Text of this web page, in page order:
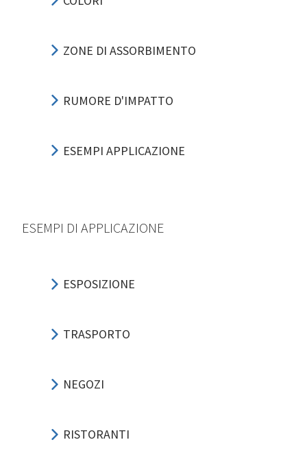
ZONE DI ASSORBIMENTO
RUMORE D'IMPATTO
ESEMPI APPLICAZIONE
ESEMPI DI APPLICAZIONE
ESPOSIZIONE
TRASPORTO
NEGOZI
RISTORANTI